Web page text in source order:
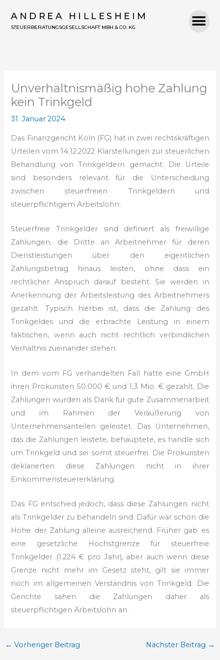
InhaltANDREA HILLESHEIM
STEUERBERATUNGSGESELLSCHAFT MBH & CO. KG
Unverhältnismäßig hohe Zahlung
kein Trinkgeld
31. Januar 2024
Das Finanzgericht Köln (FG) hat in zwei rechtskräftigen
Urteilen vom 14.12.2022 Klarstellungen zur steuerlichen
Behandlung von Trinkgeldern gemacht. Die Urteile
sind besonders relevant für die Unterscheidung
zwischen steuerfreien Trinkgeldern und
steuerpflichtigem Arbeitslohn.
Steuerfreie Trinkgelder sind definiert als freiwillige
Zahlungen, die Dritte an Arbeitnehmer für deren
Dienstleistungen über den eigentlichen
Zahlungsbetrag hinaus leisten, ohne dass ein
rechtlicher Anspruch darauf besteht. Sie werden in
Anerkennung der Arbeitsleistung des Arbeitnehmers
gezahlt. Typisch hierbei ist, dass die Zahlung des
Trinkgeldes und die erbrachte Leistung in einem
faktischen, wenn auch nicht rechtlich verbindlichen
Verhältnis zueinander stehen.
In dem vom FG verhandelten Fall hatte eine GmbH
ihren Prokuristen 50.000 € und 1,3 Mio. € gezahlt. Die
Zahlungen wurden als Dank für gute Zusammenarbeit
und im Rahmen der Veräußerung von
Unternehmensanteilen geleistet. Das Unternehmen,
das die Zahlungen leistete, behauptete, es handle sich
um Trinkgeld und sei somit steuerfrei. Die Prokuristen
deklarierten diese Zahlungen nicht in ihrer
Einkommensteuererklärung.
Das FG entschied jedoch, dass diese Zahlungen nicht
als Trinkgelder zu behandeln sind. Dafür war schon die
Höhe der Zahlung alleine ausreichend. Früher gab es
eine gesetzliche Höchstgrenze für steuerfreie
Trinkgelder (1.224 € pro Jahr), aber auch wenn diese
Grenze nicht mehr im Gesetz steht, gilt sie immer
noch im allgemeinen Verständnis von Trinkgeld. Die
Gerichte sahen die Zahlungen daher als
steuerpflichtigen Arbeitslohn an.
← Vorheriger Beitrag Nächster Beitrag →